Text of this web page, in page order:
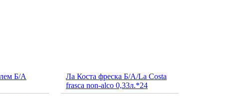
Б/А
Ла Коста фреска Б/А/La Costa
frasca non-alco 0,33л.*24